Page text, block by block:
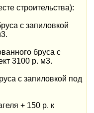
строительства):
с запиловкой
бруса с
3100 р. м3.
с запиловкой под
+ 150 р. к